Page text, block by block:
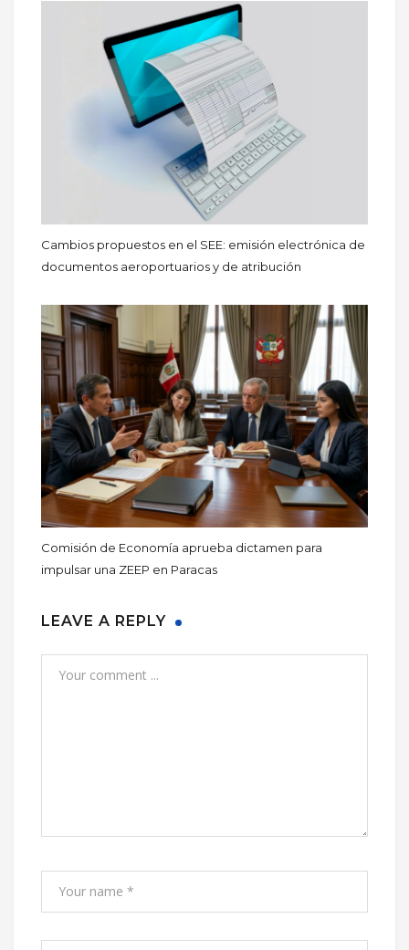
Cambios propuestos en el SEE: emisión electrónica de
documentos aeroportuarios y de atribución
Comisión de Economía aprueba dictamen para
impulsar una ZEEP en Paracas
LEAVE A REPLY